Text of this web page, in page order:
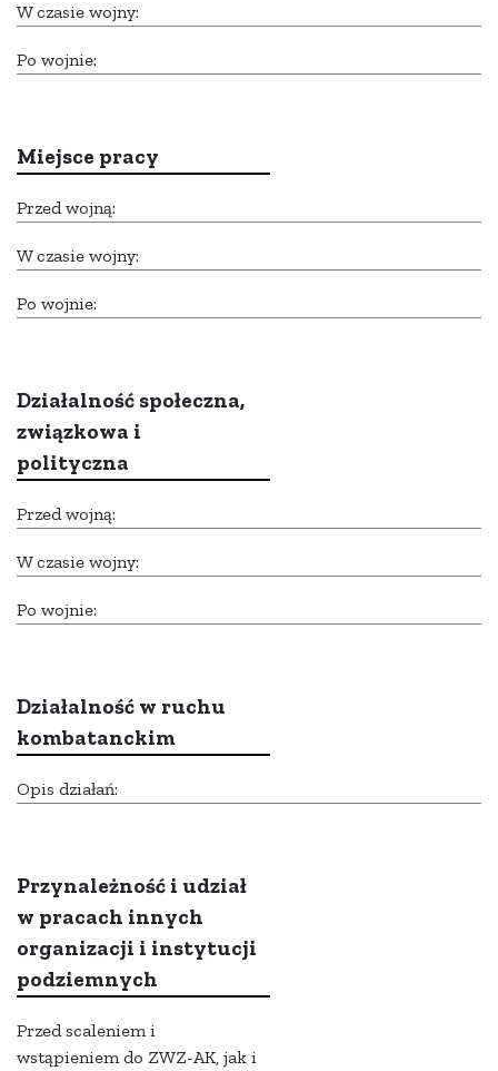
W czasie wojny:
Po wojnie:
Miejsce pracy
Przed wojną:
W czasie wojny:
Po wojnie:
Działalność społeczna,
związkowa i
polityczna
Przed wojną:
W czasie wojny:
Po wojnie:
Działalność w ruchu
kombatanckim
Opis działań:
Przynależność i udział
w pracach innych
organizacji i instytucji
podziemnych
Przed scaleniem i
wstąpieniem do ZWZ-AK, jak i